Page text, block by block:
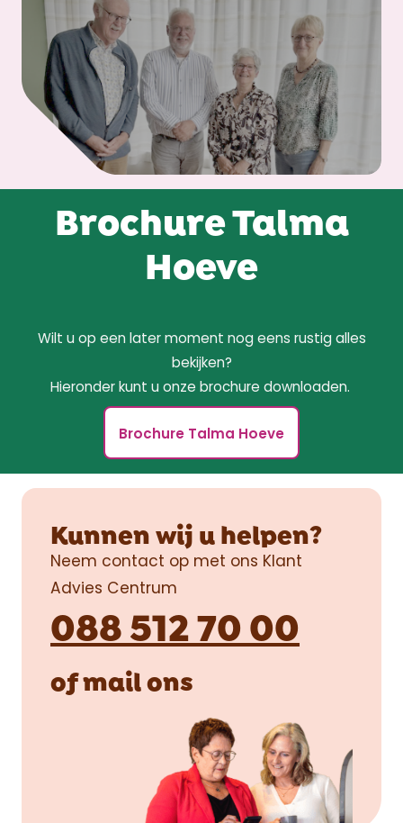
Brochure Talma
Hoeve
Wilt u op een later moment nog eens rustig alles
bekijken?
Hieronder kunt u onze brochure downloaden.
Brochure Talma Hoeve
Kunnen wij u helpen?
Neem contact op met ons Klant
Advies Centrum
088 512 70 00
ofmailons